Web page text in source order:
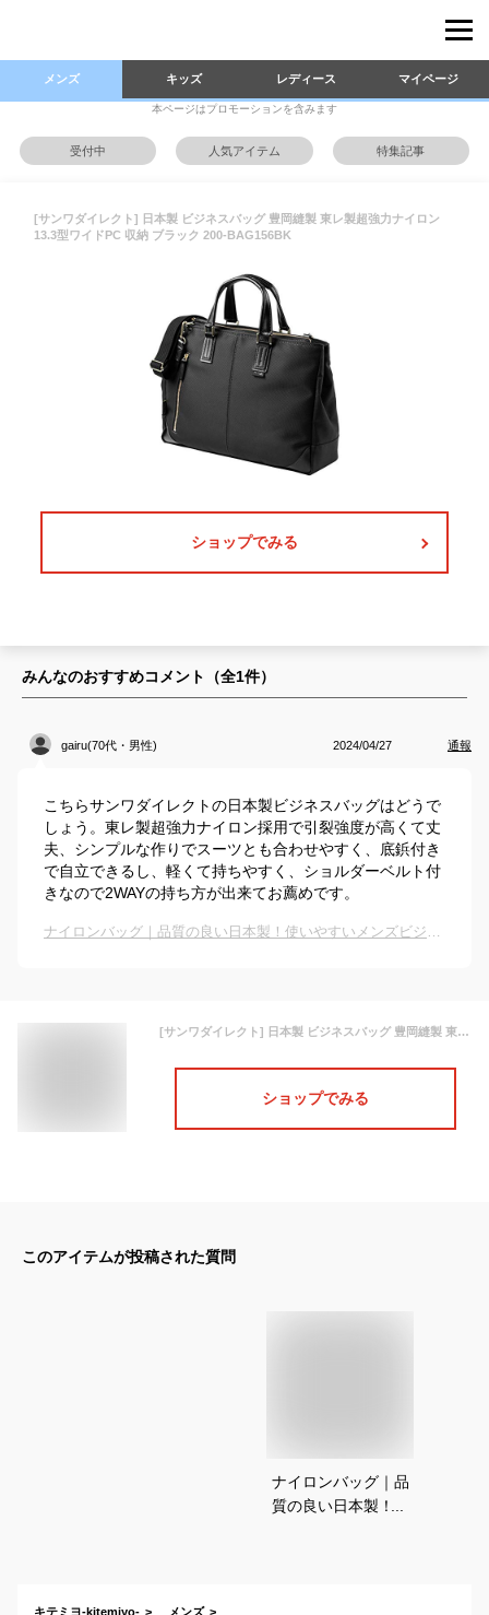
メンズ キッズ レディース マイページ
本ページはプロモーションを含みます
受付中 人気アイテム 特集記事
[サンワダイレクト] 日本製 ビジネスバッグ 豊岡縫製 東レ製超強力ナイロン
13.3型ワイドPC 収納 ブラック 200-BAG156BK
ショップでみる
みんなのおすすめコメント（全1件）
gairu(70代・男性) 2024/04/27 通報
こちらサンワダイレクトの日本製ビジネスバッグはどうで
しょう。東レ製超強力ナイロン採用で引裂強度が高くて丈
夫、シンプルな作りでスーツとも合わせやすく、底鋲付き
で自立できるし、軽くて持ちやすく、ショルダーベルト付
きなので2WAYの持ち方が出来てお薦めです。
ナイロンバッグ｜品質の良い日本製！使いやすいメンズビジネスバッグのおすすめは？
[サンワダイレクト] 日本製 ビジネスバッグ 豊岡縫製 東レ製超強力ナイロン 13.3型ワイドPC 収納 ブラック 200-BAG156BK
ショップでみる
このアイテムが投稿された質問
ナイロンバッグ｜品
質の良い日本製！使
キテミヨ-kitemiyo- メンズ